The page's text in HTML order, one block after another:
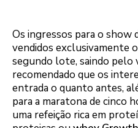
Os ingressos para o show
vendidos exclusivamente
segundo lote, saindo pelo
recomendado que os
entrada o quanto antes,
para a maratona de cinco
uma refeição rica em